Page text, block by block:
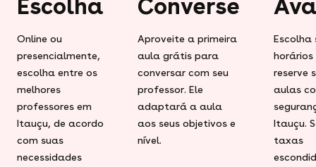
Escolha
Online ou
presencialmente,
escolha entre os
melhores
professores em
Itauçu, de acordo
com suas
necessidades
Converse
Aproveite a primeira
aula grátis para
conversar com seu
professor. Ele
adaptará a aula
aos seus objetivos e
nível.
Escolha
horários
reserve
aulas
Itauçu.
taxas